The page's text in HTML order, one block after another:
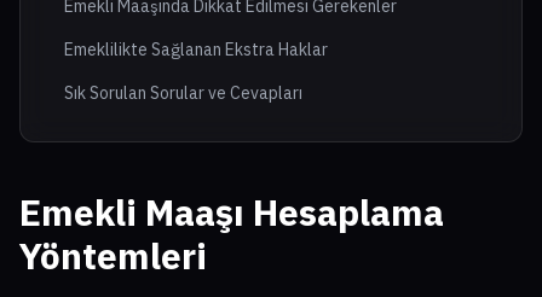
Emekli Maaşında Dikkat Edilmesi Gerekenler
Emeklilikte Sağlanan Ekstra Haklar
Sık Sorulan Sorular ve Cevapları
Emekli Maaşı Hesaplama
Yöntemleri